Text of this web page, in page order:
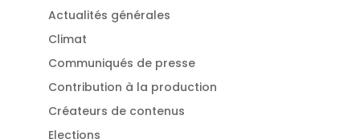
Actualités générales
Climat
Communiqués de presse
Contribution à la production
Créateurs de contenus
Elections